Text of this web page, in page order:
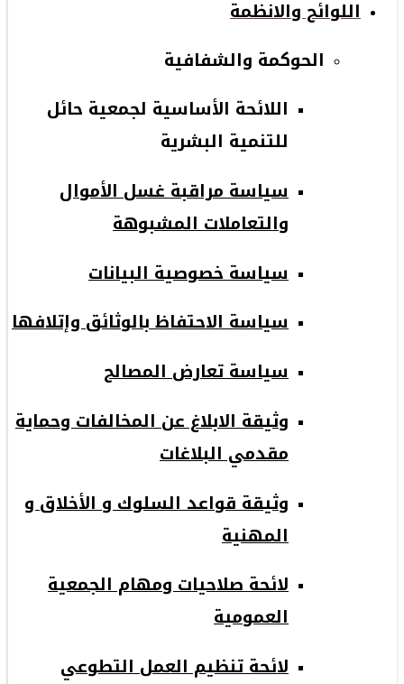
اللوائح والانظمة
الحوكمة والشفافية
اللائحة الأساسية لجمعية حائل
للتنمية البشرية
سياسة مراقبة غسل الأموال
والتعاملات المشبوهة
سياسة خصوصية البيانات
سياسة الاحتفاظ بالوثائق وإتلافها
سياسة تعارض المصالح
وثيقة الابلاغ عن المخالفات وحماية
مقدمي البلاغات
وثيقة قواعد السلوك و الأخلاق و
المهنية
لائحة صلاحيات ومهام الجمعية
العمومية
لائحة تنظيم العمل التطوعي